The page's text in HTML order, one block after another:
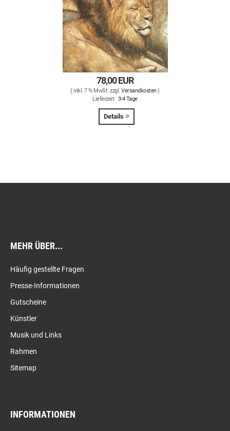
78,00 EUR
( inkl. 7 % MwSt. zzgl.Versandkosten)
Lieferzeit: 3-4 Tage
Details
MEHR ÜBER...
Häufig gestellte Fragen
Presse-Informationen
Gutscheine
Künstler
Musik und Links
Rahmen
Sitemap
INFORMATIONEN